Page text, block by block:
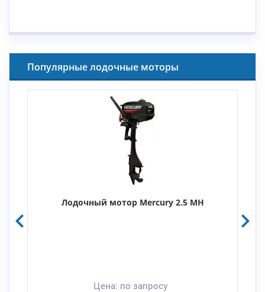
Популярные лодочные моторы
Лодочный мотор Mercury 2.5 MH
Цена: по запросу